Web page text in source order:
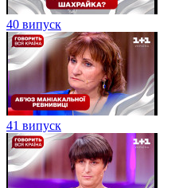
40 випуск
41 випуск